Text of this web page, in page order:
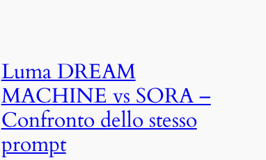
Luma DREAM
MACHINE vs SORA –
Confronto dello stesso
prompt